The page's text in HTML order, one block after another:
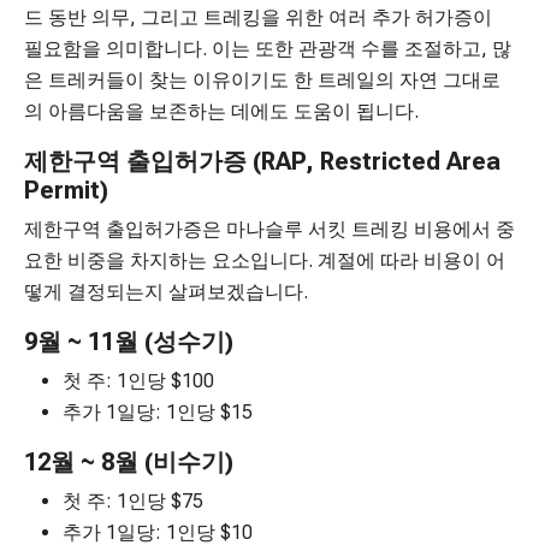
드 동반 의무, 그리고 트레킹을 위한 여러 추가 허가증이
필요함을 의미합니다. 이는 또한 관광객 수를 조절하고, 많
은 트레커들이 찾는 이유이기도 한 트레일의 자연 그대로
의 아름다움을 보존하는 데에도 도움이 됩니다.
제한구역 출입허가증 (RAP, Restricted Area
Permit)
제한구역 출입허가증은 마나슬루 서킷 트레킹 비용에서 중
요한 비중을 차지하는 요소입니다. 계절에 따라 비용이 어
떻게 결정되는지 살펴보겠습니다.
9월 ~ 11월 (성수기)
첫 주: 1인당 $100
추가 1일당: 1인당 $15
12월 ~ 8월 (비수기)
첫 주: 1인당 $75
추가 1일당: 1인당 $10